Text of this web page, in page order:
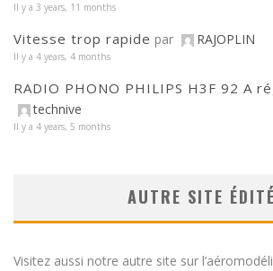
Il y a 3 years, 11 months
Vitesse trop rapide par RAJOPLIN
Il y a 4 years, 4 months
RADIO PHONO PHILIPS H3F 92 A
technive
Il y a 4 years, 5 months
AUTRE SITE ÉDITÉ
Visitez aussi notre autre site sur